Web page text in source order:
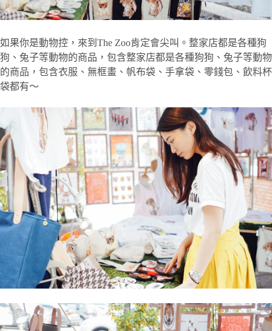
如果你是動物控，來到The Zoo肯定會尖叫。整家店都是各種狗
狗、兔子等動物的商品，包含整家店都是各種狗狗、兔子等動物
的商品，包含衣服、無框畫、帆布袋、手拿袋、零錢包、飲料杯
袋都有～